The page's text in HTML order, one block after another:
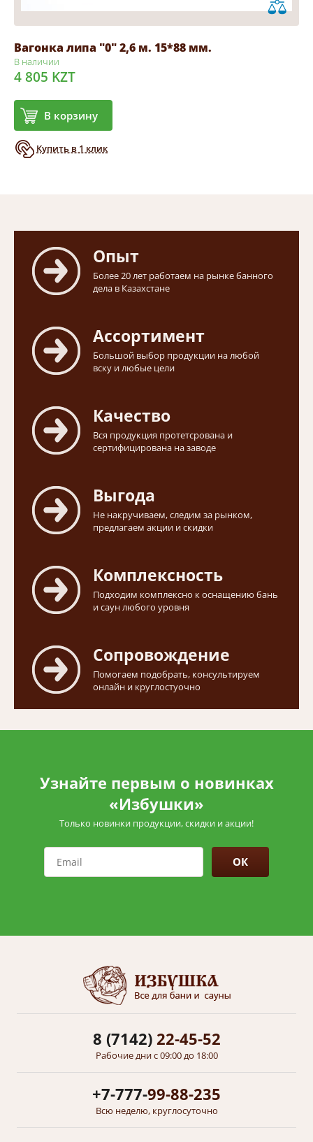
Вагонка липа "0" 2,6 м. 15*88 мм.
В наличии
4 805 KZT
В корзину
Купить в 1 клик
Опыт
Более 20 лет работаем на рынке банного
дела в Казахстане
Ассортимент
Большой выбор продукции на любой
вску и любые цели
Качество
Вся продукция протетсрована и
сертифицирована на заводе
Выгода
Не накручиваем, следим за рынком,
предлагаем акции и скидки
Комплексность
Подходим комплексно к оснащению бань
и саун любого уровня
Сопровождение
Помогаем подобрать, консультируем
онлайн и круглостуочно
Узнайте первым о новинках
«Избушки»
Только новинки продукции, скидки и акции!
ОК
8 (7142)22-45-52
Рабочие дни с 09:00 до 18:00
+7-777-99-88-235
Всю неделю, круглосуточно